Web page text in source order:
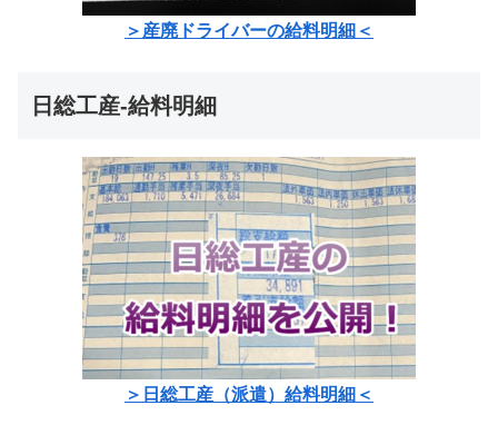
＞産廃ドライバーの給料明細＜
日総工産-給料明細
＞日総工産（派遣）給料明細＜